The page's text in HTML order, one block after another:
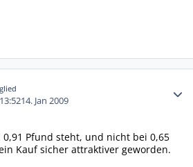
14. Jan 2009
Pfund steht, und nicht bei 0,65
Kauf sicher attraktiver geworden.